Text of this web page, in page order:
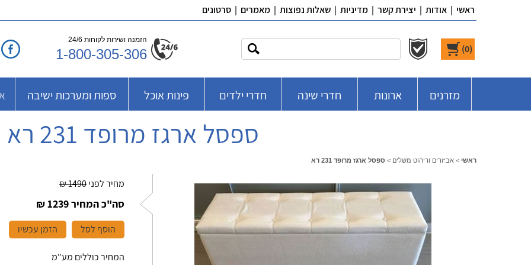
ראשי | אודות | יצירת קשר | מדיניות | שאלות נפוצות | מאמרים | סרטונים
(
0
)
הזמנה ושירות לקוחות 24/6
1-800-305-306
מזרנים ארונות חדרי שינה חדרי ילדים פינות אוכל ספות ומערכות ישיבה
ספסל ארגז מרופד 231 רא
ראשי > אביזרים וריהוט משלים > ספסל ארגז מרופד 231 רא
מחיר לפני1490 ₪
סה"כ המחיר1239 ₪
הוסף לסל הזמן עכשיו
המחיר כוללים מע"מ